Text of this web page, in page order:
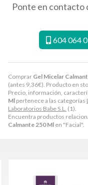
Comprar Gel Micelar
(antes 9,36€). Producto en
Precio, información,
Ml pertenece a las categorías
Laboratorios Babe S.L.
(1).
Encuentra productos
Calmante 250 Ml en "Facial".
Ponte en contacto
604 064